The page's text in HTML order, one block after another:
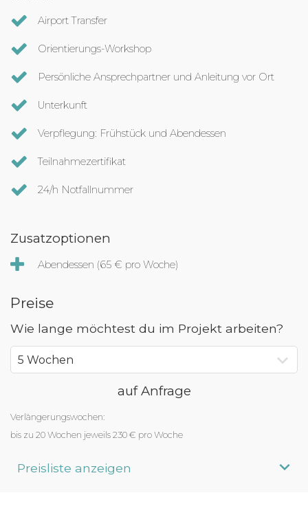
Airport Transfer
Orientierungs-Workshop
Persönliche Ansprechpartner und Anleitung vor Ort
Unterkunft
Verpflegung: Frühstück und Abendessen
Teilnahmezertifikat
24/h Notfallnummer
Zusatzoptionen
Abendessen (65 € pro Woche)
Preise
Wie lange möchtest du im Projekt arbeiten?
auf Anfrage
Verlängerungswochen:
bis zu 20 Wochen jeweils 230 € pro Woche
Preisliste anzeigen